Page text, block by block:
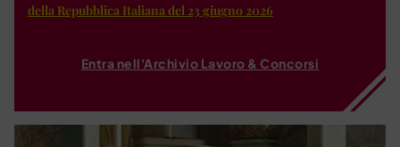
della Repubblica Italiana del 23 giugno 2026
Entra nell'Archivio Lavoro & Concorsi